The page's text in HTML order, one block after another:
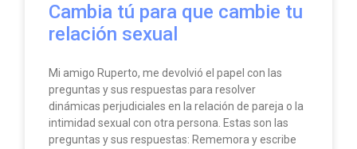
Cambia tú para que cambie tu
relación sexual
Mi amigo Ruperto, me devolvió el papel con las
preguntas y sus respuestas para resolver
dinámicas perjudiciales en la relación de pareja o la
intimidad sexual con otra persona. Estas son las
preguntas y sus respuestas: Rememora y escribe